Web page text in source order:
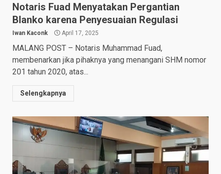
Notaris Fuad Menyatakan Pergantian
Blanko karena Penyesuaian Regulasi
Iwan Kaconk April 17, 2025
MALANG POST – Notaris Muhammad Fuad,
membenarkan jika pihaknya yang menangani SHM nomor
201 tahun 2020, atas...
Selengkapnya